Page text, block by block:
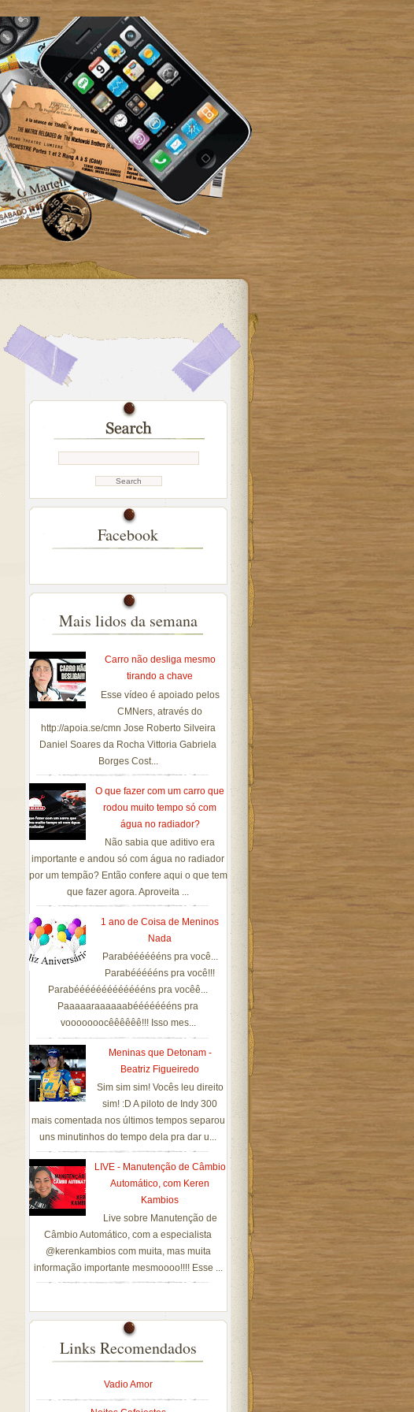
Facebook
Mais lidos da semana
Carro não desliga mesmo
tirando a chave
Esse vídeo é apoiado pelos
CMNers, através do
http://apoia.se/cmn Jose Roberto Silveira
Daniel Soares da Rocha Vittoria Gabriela
Borges Cost...
O que fazer com um carro que
rodou muito tempo só com
água no radiador?
Não sabia que aditivo era
importante e andou só com água no radiador
por um tempão? Então confere aqui o que tem
que fazer agora. Aproveita ...
1 ano de Coisa de Meninos
Nada
Parabééééééns pra você...
Parabéééééns pra você!!!
Parabéééééééééééééns pra vocêê...
Paaaaaraaaaaabéééééééns pra
vooooooocêêêêêê!!! Isso mes...
Meninas que Detonam -
Beatriz Figueiredo
Sim sim sim! Vocês leu direito
sim! :D A piloto de Indy 300
mais comentada nos últimos tempos separou
uns minutinhos do tempo dela pra dar u...
LIVE - Manutenção de Câmbio
Automático, com Keren
Kambios
Live sobre Manutenção de
Câmbio Automático, com a especialista
@kerenkambios com muita, mas muita
informação importante mesmoooo!!!! Esse ...
Links Recomendados
Vadio Amor